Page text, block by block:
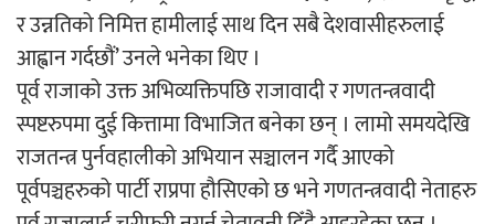
‘दुर्गा’ निर्माण गर्दै सम्राट
र उन्नतिको निमित्त हामीलाई साथ दिन सबै देशवासीहरुलाई
आह्वान गर्दछौं’ उनले भनेका थिए ।
पूर्व राजाको उक्त अभिव्यक्तिपछि राजावादी र गणतन्त्रवादी
स्पष्टरुपमा दुई कित्तामा विभाजित बनेका छन् । लामो समयदेखि
राजतन्त्र पुर्नवहालीको अभियान सञ्चालन गर्दै आएको
पूर्वपञ्चहरुको पार्टी राप्रपा हौसिएको छ भने गणतन्त्रवादी नेताहरु